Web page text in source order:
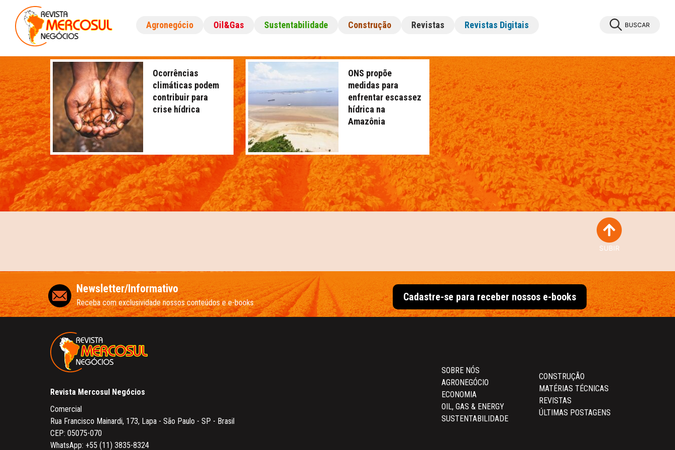
Agronegócio Oil&Gas Sustentabilidade Construção Revistas Revistas Digitais BUSCAR
Ocorrências
climáticas podem
contribuir para
crise hídrica
ONS propõe
medidas para
enfrentar escassez
hídrica na
Amazônia
SUBIR
Newsletter/Informativo
Receba com exclusividade nossos conteúdos e e-books Cadastre-se para receber nossos e-books
Revista Mercosul Negócios
Comercial
Rua Francisco Mainardi, 173, Lapa - São Paulo - SP - Brasil
CEP: 05075-070
WhatsApp: +55 (11) 3835-8324
SOBRE NÓS
AGRONEGÓCIO
ECONOMIA
OIL, GAS & ENERGY
SUSTENTABILIDADE
CONSTRUÇÃO
MATÉRIAS TÉCNICAS
REVISTAS
ÚLTIMAS POSTAGENS